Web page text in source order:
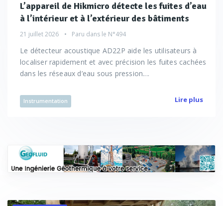
L’appareil de Hikmicro détecte les fuites d’eau
à l’intérieur et à l’extérieur des bâtiments
21 juillet 2026 Paru dans le N°494
Le détecteur acoustique AD22P aide les utilisateurs à
localiser rapidement et avec précision les fuites cachées
dans les réseaux d’eau sous pression....
Instrumentation Lire plus